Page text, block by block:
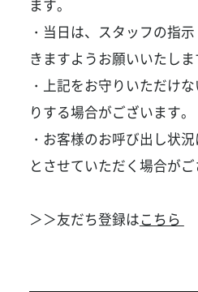
ます。
・当日は、スタッフの指
きますようお願いいたしま
・上記をお守りいただけ
りする場合がございます。
・お客様のお呼び出し状
とさせていただく場合がご
＞＞友だち登録はこちら